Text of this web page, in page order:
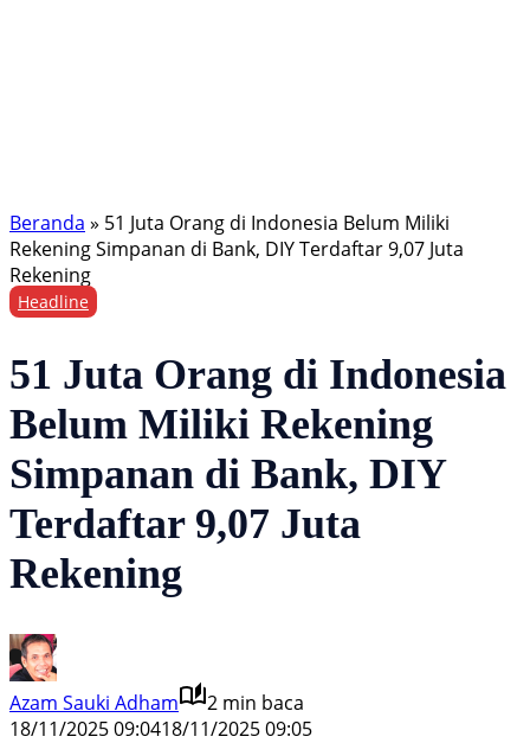
Beranda » 51 Juta Orang di Indonesia Belum Miliki
Rekening Simpanan di Bank, DIY Terdaftar 9,07 Juta
Rekening
Headline
51 Juta Orang di Indonesia
Belum Miliki Rekening
Simpanan di Bank, DIY
Terdaftar 9,07 Juta
Rekening
Azam Sauki Adham
2 min baca
18/11/2025 09:0418/11/2025 09:05